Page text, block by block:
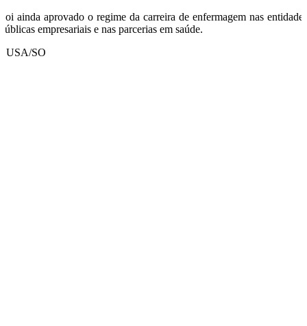
Foi ainda aprovado o regime da carreira de enfermagem nas entidades
públicas empresariais e nas parcerias em saúde.
LUSA/SO